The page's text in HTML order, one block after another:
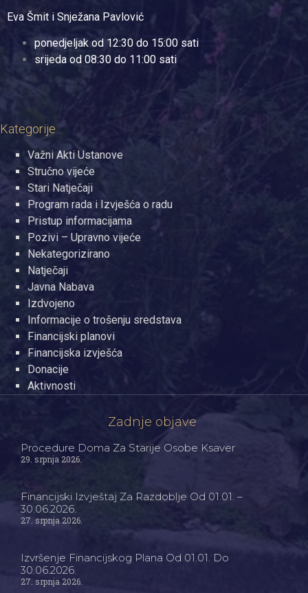
Eva Šmit i Snježana Pavlović
ponedjeljak od 12:30 do 15:00 sati
srijeda od 08:30 do 11:00 sati
Kategorije
Važni Akti Ustanove
Stručno vijeće
Stari Natječaji
Program rada i Izvješća o radu
Pristup informacijama
Pozivi – Upravno vijeće
Nekategorizirano
Natječaji
Javna Nabava
Izdvojeno
Informacije o trošenju sredstava
Financijski planovi
Financijska izvješća
Donacije
Aktivnosti
Zadnje objave
Procedure Doma Za Starije Osobe Ksaver
29. srpnja 2026.
Financijski Izvještaj Za Razdoblje Od 01.01. –
30.06.2026.
27. srpnja 2026.
Izvršenje Financijskog Plana Od 01.01. Do
30.06.2026.
27. srpnja 2026.